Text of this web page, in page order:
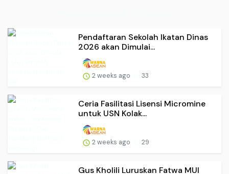
Pendaftaran Sekolah Ikatan Dinas
2026 akan Dimulai...
2 weeks ago 33
Ceria Fasilitasi Lisensi Micromine
untuk USN Kolak...
2 weeks ago 29
Gus Kholili Luruskan Fatwa MUI